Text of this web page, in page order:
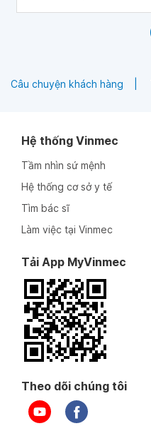
Câu chuyện khách hàng
Hệ thống Vinmec
Tầm nhìn sứ mệnh
Hệ thống cơ sở y tế
Tìm bác sĩ
Làm việc tại Vinmec
Tải App MyVinmec
Theo dõi chúng tôi